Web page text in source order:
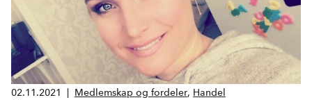
02.11.2021 Medlemskap og fordeler, Handel